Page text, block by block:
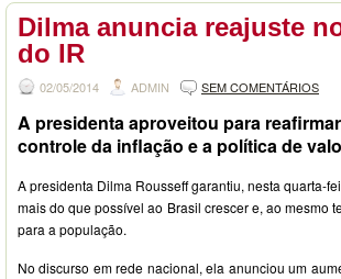
Dilma anuncia reajuste
do IR
02/05/2014 ADMIN SEM COMENTÁRIOS
A presidenta aproveitou para
controle da inflação e a política de
A presidenta Dilma Rousseff garantiu, nesta quarta-
mais do que possível ao Brasil crescer e, ao mesmo
para a população.
No discurso em rede nacional, ela anunciou um